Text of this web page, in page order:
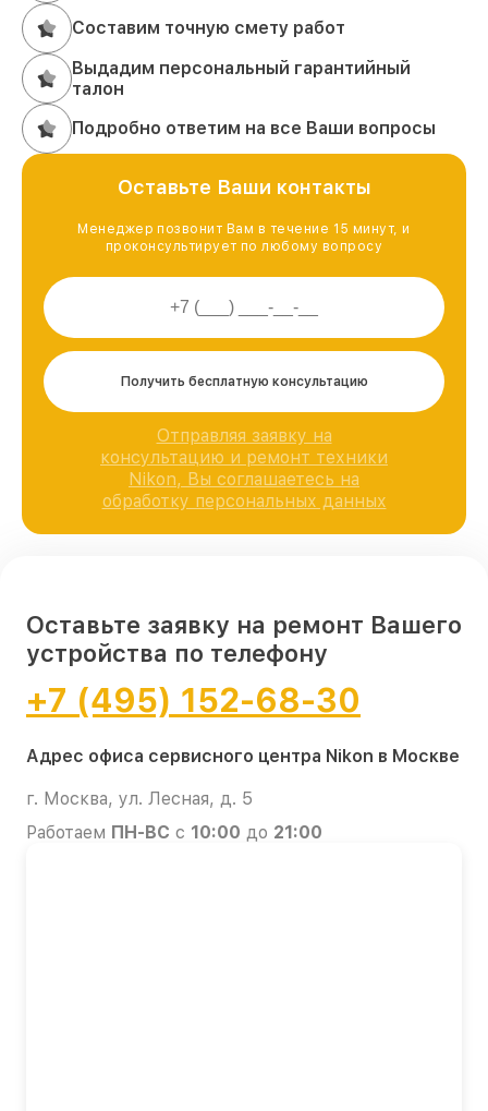
Составим точную смету работ
Выдадим персональный гарантийный
талон
Подробно ответим на все Ваши вопросы
Оставьте Ваши контакты
Менеджер позвонит Вам в течение 15 минут, и
проконсультирует по любому вопросу
Получить бесплатную консультацию
Отправляя заявку на
консультацию и ремонт техники
Nikon, Вы соглашаетесь на
обработку персональных данных
Оставьте заявку на ремонт Вашего
устройства по телефону
+7 (495) 152-68-30
Адрес офиса сервисного центра Nikon в Москве
г. Москва, ул. Лесная, д. 5
Работаем ПН-ВС с 10:00 до 21:00